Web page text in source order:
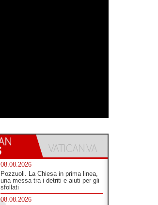
08.08.2026
Pozzuoli. La Chiesa in prima linea,
una messa tra i detriti e aiuti per gli
sfollati